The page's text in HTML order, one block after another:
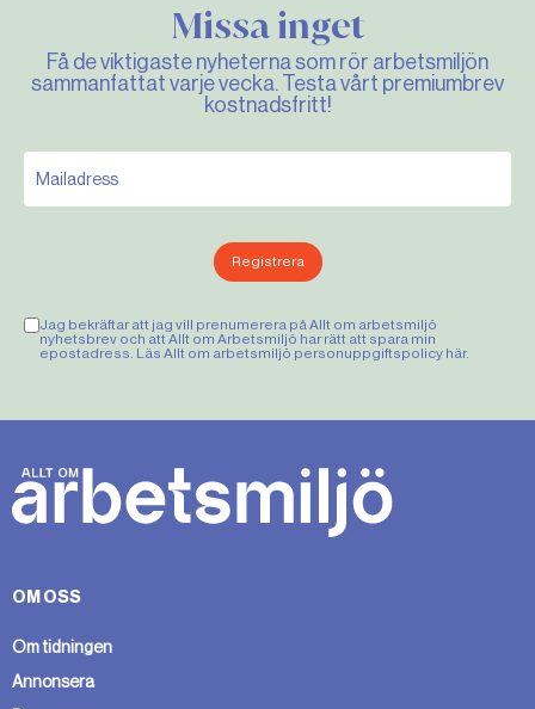
Missa inget
Få de viktigaste nyheterna som rör arbetsmiljön
sammanfattat varje vecka. Testa vårt premiumbrev
kostnadsfritt!
Registrera
Jag bekräftar att jag vill prenumerera på Allt om arbetsmiljö
nyhetsbrev och att Allt om Arbetsmiljö har rätt att spara min
epostadress. Läs Allt om arbetsmiljö personuppgiftspolicy här.
OM OSS
Om tidningen
Annonsera